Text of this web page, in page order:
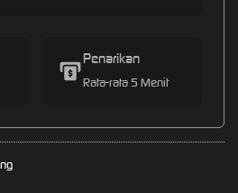
Penarikan
Rata-rata 5 Menit